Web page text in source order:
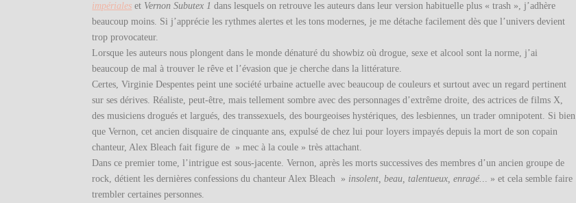
impériales et Vernon Subutex 1 dans lesquels on retrouve les auteurs dans leur version habituelle plus « trash », j’adhère
beaucoup moins. Si j’apprécie les rythmes alertes et les tons modernes, je me détache facilement dès que l’univers devient
trop provocateur.
Lorsque les auteurs nous plongent dans le monde dénaturé du showbiz où drogue, sexe et alcool sont la norme, j’ai
beaucoup de mal à trouver le rêve et l’évasion que je cherche dans la littérature.
Certes, Virginie Despentes peint une société urbaine actuelle avec beaucoup de couleurs et surtout avec un regard pertinent
sur ses dérives. Réaliste, peut-être, mais tellement sombre avec des personnages d’extrême droite, des actrices de films X,
des musiciens drogués et largués, des transsexuels, des bourgeoises hystériques, des lesbiennes, un trader omnipotent. Si bien
que Vernon, cet ancien disquaire de cinquante ans, expulsé de chez lui pour loyers impayés depuis la mort de son copain
chanteur, Alex Bleach fait figure de » mec à la coule » très attachant.
Dans ce premier tome, l’intrigue est sous-jacente. Vernon, après les morts successives des membres d’un ancien groupe de
rock, détient les dernières confessions du chanteur Alex Bleach » insolent, beau, talentueux, enragé. .. » et cela semble faire
trembler certaines personnes.